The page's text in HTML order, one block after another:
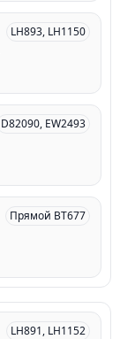
LH893, LH1150
D82090, EW2493
Прямой BT677
LH891, LH1152